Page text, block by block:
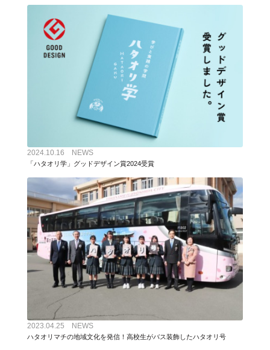
2024.10.16 NEWS
「ハタオリ学」グッドデザイン賞2024受賞
2023.04.25 NEWS
ハタオリマチの地域文化を発信！高校生がバス装飾したハタオリ号